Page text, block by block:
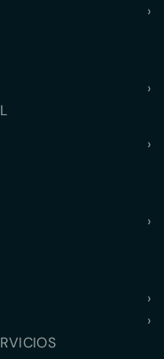
›
›
›
›
›
›